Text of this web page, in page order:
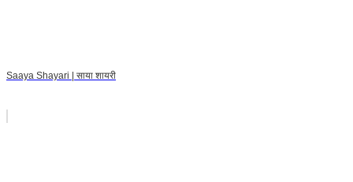
Saaya Shayari | साया शायरी